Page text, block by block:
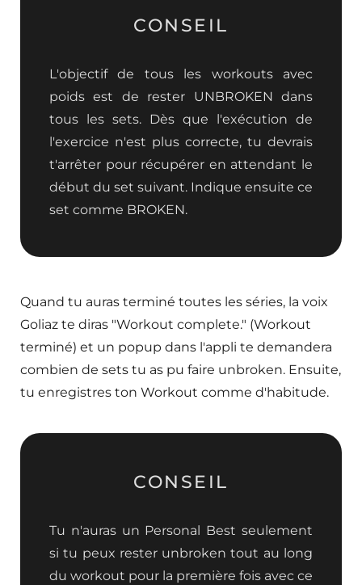
CONSEIL
L'objectif de tous les workouts avec
poids est de rester UNBROKEN dans
tous les sets. Dès que l'exécution de
l'exercice n'est plus correcte, tu devrais
t'arrêter pour récupérer en attendant le
début du set suivant. Indique ensuite ce
set comme BROKEN.
Quand tu auras terminé toutes les séries, la voix
Goliaz te diras "Workout complete." (Workout
terminé) et un popup dans l'appli te demandera
combien de sets tu as pu faire unbroken. Ensuite,
tu enregistres ton Workout comme d'habitude.
CONSEIL
Tu n'auras un Personal Best seulement
si tu peux rester unbroken tout au long
du workout pour la première fois avec ce